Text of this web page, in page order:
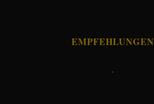
EMPFEHLUNGEN
.